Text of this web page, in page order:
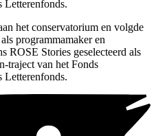
Letterenfonds.
het conservatorium en volgde
programmamaker en
ROSE Stories geselecteerd als
traject van het Fonds
Letterenfonds.